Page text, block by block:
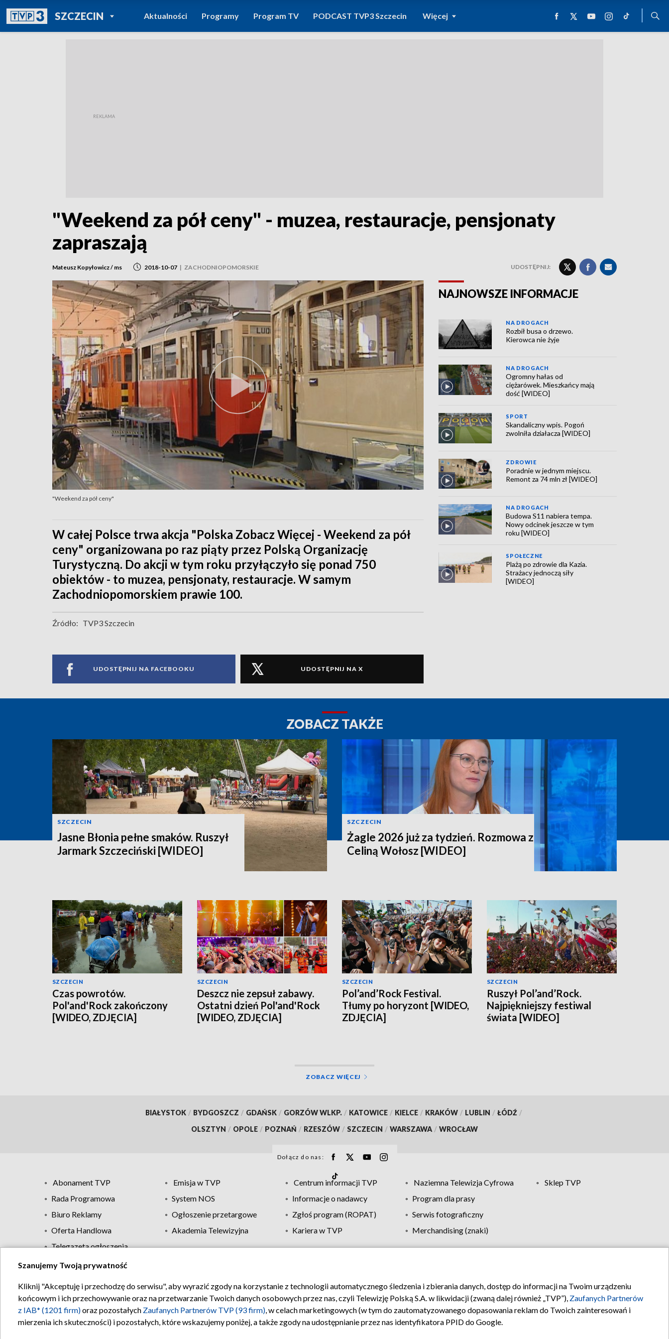
SZCZECINPOWRÓT DO
TVP REGIONY
Aktualności Programy Program TV PODCAST TVP3 Szczecin Więcej
"Weekend za pół ceny" - muzea, restauracje, pensjonaty
zapraszają
Mateusz Kopyłowicz / ms 2018-10-07 | ZACHODNIOPOMORSKIE UDOSTĘPNIJ:
"Weekend za pół ceny"
W całej Polsce trwa akcja "Polska Zobacz Więcej - Weekend za pół
ceny" organizowana po raz piąty przez Polską Organizację
Turystyczną. Do akcji w tym roku przyłączyło się ponad 750
obiektów - to muzea, pensjonaty, restauracje. W samym
Zachodniopomorskiem prawie 100.
Źródło: TVP3 Szczecin
UDOSTĘPNIJ NA FACEBOOKU UDOSTĘPNIJ NA X
NAJNOWSZE INFORMACJE
NA DROGACH
Rozbił busa o drzewo.
Kierowca nie żyje
NA DROGACH
Ogromny hałas od
ciężarówek. Mieszkańcy mają
dość [WIDEO]
SPORT
Skandaliczny wpis. Pogoń
zwolniła działacza [WIDEO]
ZDROWIE
Poradnie w jednym miejscu.
Remont za 74 mln zł [WIDEO]
NA DROGACH
Budowa S11 nabiera tempa.
Nowy odcinek jeszcze w tym
roku [WIDEO]
SPOŁECZNE
Plażą po zdrowie dla Kazia.
Strażacy jednoczą siły
[WIDEO]
ZOBACZ TAKŻE
SZCZECIN
Jasne Błonia pełne smaków. Ruszył
Jarmark Szczeciński [WIDEO]
SZCZECIN
Żagle 2026 już za tydzień. Rozmowa z
Celiną Wołosz [WIDEO]
SZCZECIN
Czas powrotów.
Pol'and'Rock zakończony
[WIDEO, ZDJĘCIA]
SZCZECIN
Deszcz nie zepsuł zabawy.
Ostatni dzień Pol'and'Rock
[WIDEO, ZDJĘCIA]
SZCZECIN
Pol’and’Rock Festival.
Tłumy po horyzont [WIDEO,
ZDJĘCIA]
SZCZECIN
Ruszył Pol’and’Rock.
Najpiękniejszy festiwal
świata [WIDEO]
ZOBACZ WIĘCEJ
BIAŁYSTOK / BYDGOSZCZ / GDAŃSK / GORZÓW WLKP. / KATOWICE / KIELCE / KRAKÓW / LUBLIN / ŁÓDŹ /
OLSZTYN / OPOLE / POZNAŃ / RZESZÓW / SZCZECIN / WARSZAWA / WROCŁAW
Dołącz do nas:
Abonament TVP Emisja w TVP Centrum informacji TVP Naziemna Telewizja Cyfrowa
Sklep TVP
Rada Programowa
System NOS Informacje o nadawcy
Program dla prasy
Biuro Reklamy
Ogłoszenie przetargowe Zgłoś program (ROPAT)
Serwis fotograficzny
Oferta Handlowa
Akademia Telewizyjna Kariera w TVP
Merchandising (znaki)
Telegazeta ogłoszenia
Regulamin TVP Polityka prywatności Moje zgody Pomoc Biuro reklamy Kontakt
Szanujemy Twoją prywatność
Kliknij "Akceptuję i przechodzę do serwisu", aby wyrazić zgody na korzystanie z technologii automatycznego śledzenia i zbierania danych, dostęp do informacji na Twoim urządzeniu
końcowym i ich przechowywanie oraz na przetwarzanie Twoich danych osobowych przez nas, czyli Telewizję Polską S.A. w likwidacji (zwaną dalej również „TVP”), Zaufanych Partnerów
z IAB* (1201 firm)oraz pozostałych Zaufanych Partnerów TVP (93 firm), w celach marketingowych (w tym do zautomatyzowanego dopasowania reklam do Twoich zainteresowań i
mierzenia ich skuteczności) i pozostałych, które wskazujemy poniżej, a także zgody na udostępnianie przez nas identyfikatora PPID do Google.